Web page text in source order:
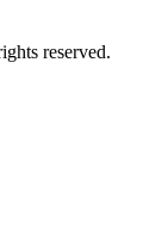
reserved.